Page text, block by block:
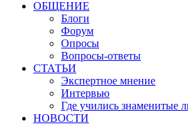
ОБЩЕНИЕ
Блоги
Форум
Опросы
Вопросы-ответы
СТАТЬИ
Экспертное мнение
Интервью
Где учились знаменитые
НОВОСТИ